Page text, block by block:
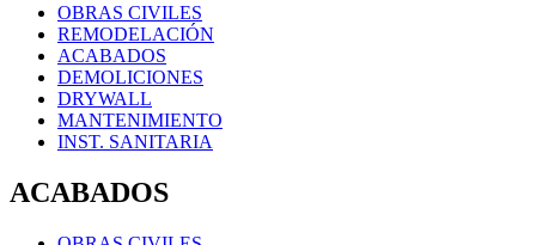
OBRAS CIVILES
REMODELACIÓN
ACABADOS
DEMOLICIONES
DRYWALL
MANTENIMIENTO
INST. SANITARIA
ACABADOS